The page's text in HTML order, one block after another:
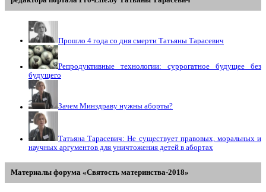
Прошло 4 года со дня смерти Татьяны Тарасевич
Репродуктивные технологии: суррогатное будущее без
будущего
Зачем Минздраву нужны аборты?
Татьяна Тарасевич: Не существует правовых, моральных и
научных аргументов для уничтожения детей в абортах
Материалы форума «Святость материнства-2018»